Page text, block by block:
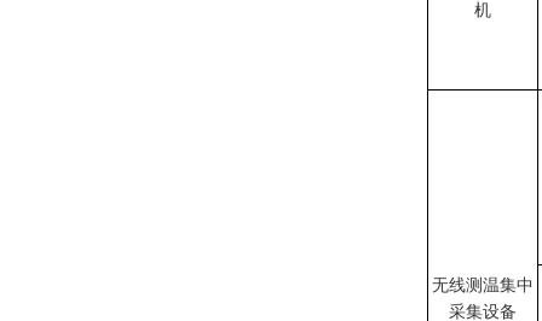
机
无线测温集中
采集设备